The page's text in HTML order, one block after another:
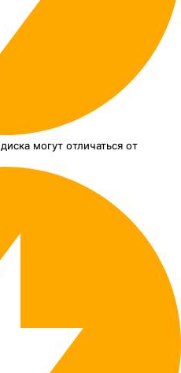
диска могут отличаться от